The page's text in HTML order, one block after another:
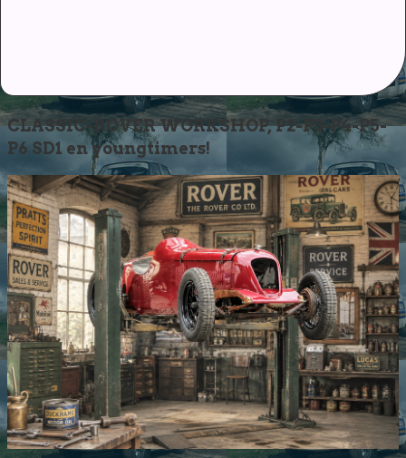
CLASSIC-ROVER WORKSHOP, P2-P3-P4-P5-
P6 SD1 en youngtimers!